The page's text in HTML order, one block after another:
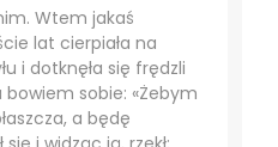
Wtem jakaś
lat cierpiała na
i dotknęła się frędzli
bowiem sobie: «Żebym
a będę